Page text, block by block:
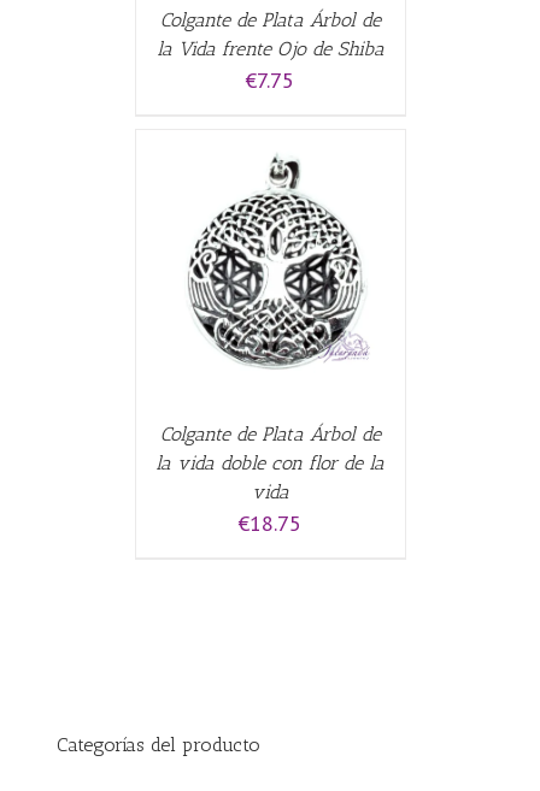
Colgante de Plata Árbol de
la Vida frente Ojo de Shiba
€7.75
Colgante de Plata Árbol de
la vida doble con flor de la
vida
€18.75
Categorías del producto